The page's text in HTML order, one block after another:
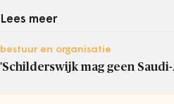
Lees meer
bestuur en organisatie
'Schilderswijk mag geen